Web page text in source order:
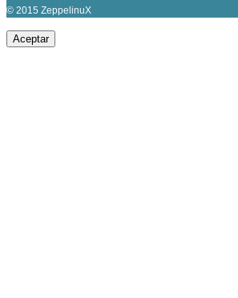
© 2015 ZeppelinuX
Aceptar